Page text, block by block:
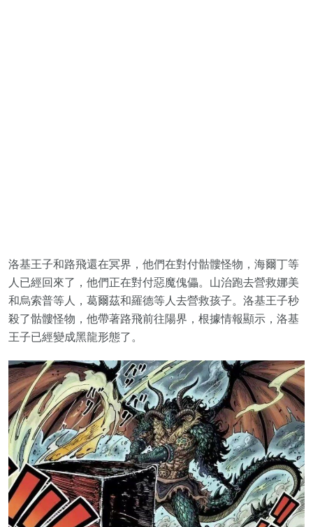
洛基王子和路飛還在冥界，他們在對付骷髏怪物，海爾丁等
人已經回來了，他們正在對付惡魔傀儡。山治跑去營救娜美
和烏索普等人，葛爾茲和羅德等人去營救孩子。洛基王子秒
殺了骷髏怪物，他帶著路飛前往陽界，根據情報顯示，洛基
王子已經變成黑龍形態了。